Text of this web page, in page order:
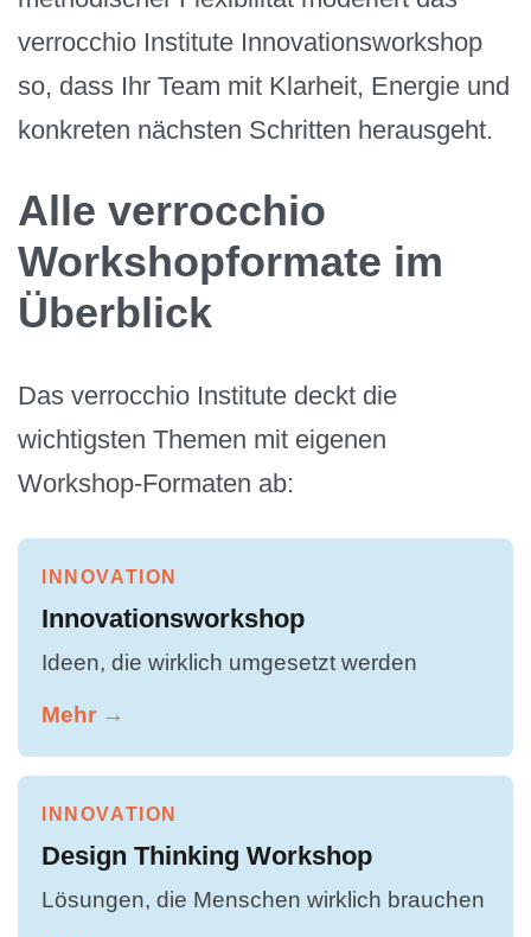
verrocchio Institute Innovationsworkshop
so, dass Ihr Team mit Klarheit, Energie und
konkreten nächsten Schritten herausgeht.
Alle verrocchio
Workshopformate im
Überblick
Das verrocchio Institute deckt die
wichtigsten Themen mit eigenen
Workshop-Formaten ab:
INNOVATION
Innovationsworkshop
Ideen, die wirklich umgesetzt werden
Mehr →
INNOVATION
Design Thinking Workshop
Lösungen, die Menschen wirklich brauchen